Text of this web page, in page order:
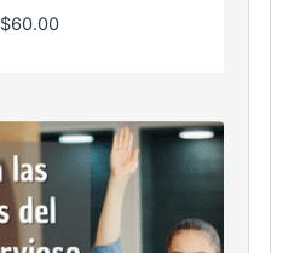
$60.00